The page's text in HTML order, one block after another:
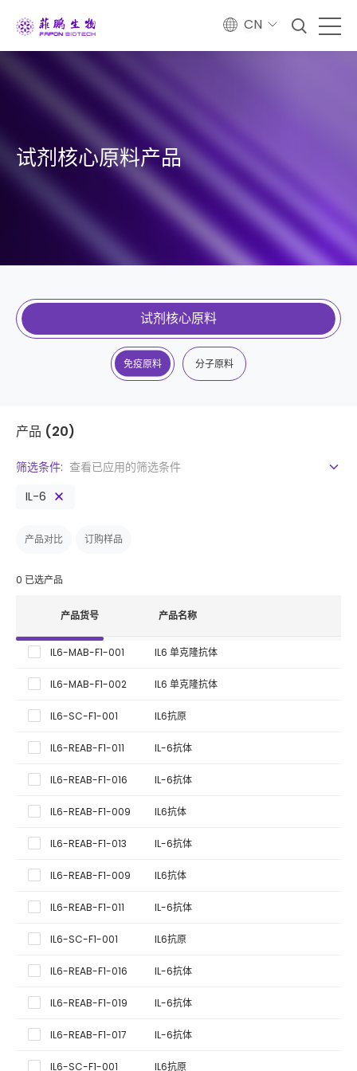
CN
试剂核心原料产品
试剂核心原料
免疫原料 分子原料
产品 (20)
筛选条件: 查看已应用的筛选条件
IL-6
产品对比 订购样品
0 已选产品
产品货号 产品名称
IL6-MAB-F1-001 IL6 单克隆抗体
IL6-MAB-F1-002 IL6 单克隆抗体
IL6-SC-F1-001 IL6抗原
IL6-REAB-F1-011 IL-6抗体
IL6-REAB-F1-016 IL-6抗体
IL6-REAB-F1-009 IL6抗体
IL6-REAB-F1-013 IL-6抗体
IL6-REAB-F1-009 IL6抗体
IL6-REAB-F1-011 IL-6抗体
IL6-SC-F1-001 IL6抗原
IL6-REAB-F1-016 IL-6抗体
IL6-REAB-F1-019 IL-6抗体
IL6-REAB-F1-017 IL-6抗体
IL6-SC-F1-001 IL6抗原